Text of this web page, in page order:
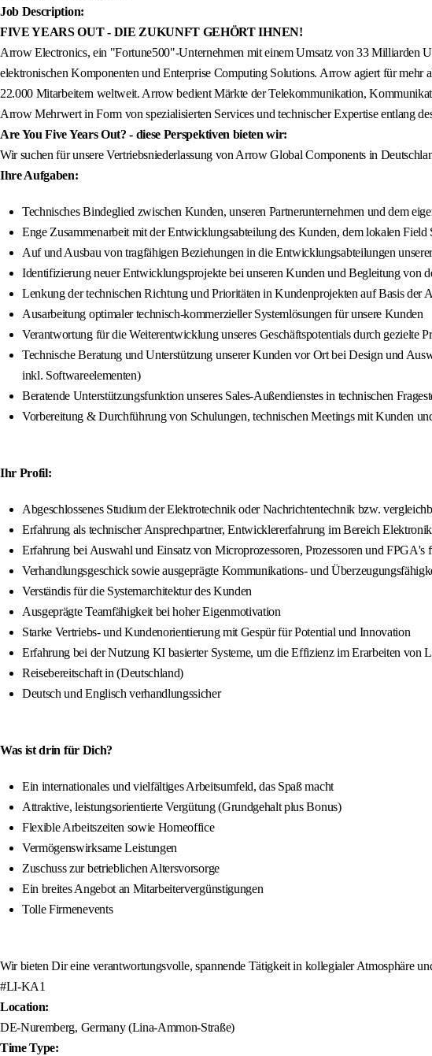
Job Description:
FIVE YEARS OUT - DIE ZUKUNFT GEHÖRT IHNEN!
Arrow Electronics, ein "Fortune500"-Unternehmen mit einem Umsatz von 33 Milliarden
elektronischen Komponenten und Enterprise Computing Solutions. Arrow agiert für
22.000 Mitarbeitern weltweit. Arrow bedient Märkte der Telekommunikation,
Arrow Mehrwert in Form von spezialisierten Services und technischer Expertise entlang
Are You Five Years Out? - diese Perspektiven bieten wir:
Wir suchen für unsere Vertriebsniederlassung von Arrow Global Components in
Ihre Aufgaben:
Technisches Bindeglied zwischen Kunden, unseren Partnerunternehmen und dem
Enge Zusammenarbeit mit der Entwicklungsabteilung des Kunden, dem lokalen
Auf und Ausbau von tragfähigen Beziehungen in die Entwicklungsabteilungen
Identifizierung neuer Entwicklungsprojekte bei unseren Kunden und Begleitung von
Lenkung der technischen Richtung und Prioritäten in Kundenprojekten auf Basis
Ausarbeitung optimaler technisch-kommerzieller Systemlösungen für unsere Kunden
Verantwortung für die Weiterentwicklung unseres Geschäftspotentials durch gezielte
Technische Beratung und Unterstützung unserer Kunden vor Ort bei Design und
inkl. Softwareelementen)
Beratende Unterstützungsfunktion unseres Sales-Außendienstes in technischen
Vorbereitung & Durchführung von Schulungen, technischen Meetings mit Kunden
Ihr Profil:
Abgeschlossenes Studium der Elektrotechnik oder Nachrichtentechnik bzw.
Erfahrung als technischer Ansprechpartner, Entwicklererfahrung im Bereich
Erfahrung bei Auswahl und Einsatz von Microprozessoren, Prozessoren und
Verhandlungsgeschick sowie ausgeprägte Kommunikations- und
Verständis für die Systemarchitektur des Kunden
Ausgeprägte Teamfähigkeit bei hoher Eigenmotivation
Starke Vertriebs- und Kundenorientierung mit Gespür für Potential und Innovation
Erfahrung bei der Nutzung KI basierter Systeme, um die Effizienz im Erarbeiten von
Reisebereitschaft in (Deutschland)
Deutsch und Englisch verhandlungssicher
Was ist drin für Dich?
Ein internationales und vielfältiges Arbeitsumfeld, das Spaß macht
Attraktive, leistungsorientierte Vergütung (Grundgehalt plus Bonus)
Flexible Arbeitszeiten sowie Homeoffice
Vermögenswirksame Leistungen
Zuschuss zur betrieblichen Altersvorsorge
Ein breites Angebot an Mitarbeitervergünstigungen
Tolle Firmenevents
Wir bieten Dir eine verantwortungsvolle, spannende Tätigkeit in kollegialer Atmosphäre
#LI-KA1
Location:
DE-Nuremberg, Germany (Lina-Ammon-Straße)
Time Type: